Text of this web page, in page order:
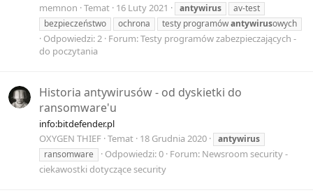
memnon Temat 16 Luty 2021 antywirus
av-test
bezpieczeństwo
ochrona testy programówantywirusowych
Odpowiedzi: 2 Forum:Testy programów zabezpieczających -
do poczytania
Historia antywirusów - od dyskietki do
ransomware'u
info:bitdefender.pl
OXYGEN THIEF Temat 18 Grudnia 2020
antywirus
ransomware
Odpowiedzi: 0 Forum: Newsroom security -
ciekawostki dotyczące security